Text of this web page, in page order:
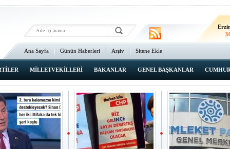
Ana Sayfa Günün Haberleri Arşiv Sitene Ekle
MİLLETVEKİLLERİ BAKANLAR GENEL BAŞKANLAR